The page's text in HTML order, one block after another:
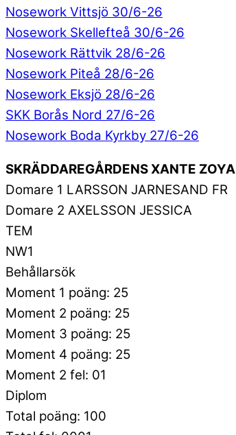
Nosework Vittsjö 30/6-26
Nosework Skellefteå 30/6-26
Nosework Rättvik 28/6-26
Nosework Piteå 28/6-26
Nosework Eksjö 28/6-26
SKK Borås Nord 27/6-26
Nosework Boda Kyrkby 27/6-26
SKRÄDDAREGÅRDENS XANTE ZOYA
Domare 1 LARSSON JARNESAND FR
Domare 2 AXELSSON JESSICA
TEM
NW1
Behållarsök
Moment 1 poäng: 25
Moment 2 poäng: 25
Moment 3 poäng: 25
Moment 4 poäng: 25
Moment 2 fel: 01
Diplom
Total poäng: 100